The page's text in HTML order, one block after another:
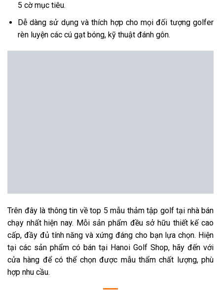
5 cờ mục tiêu.
Dễ dàng sử dụng và thích hợp cho mọi đối tượng golfer
rèn luyện các cú gạt bóng, kỹ thuật đánh gôn.
Trên đây là thông tin về top 5 mẫu thảm tập golf tại nhà bán
chạy nhất hiện nay. Mỗi sản phẩm đều sở hữu thiết kế cao
cấp, đầy đủ tính năng và xứng đáng cho bạn lựa chọn. Hiện
tại các sản phẩm có bán tại Hanoi Golf Shop, hãy đến với
cửa hàng để có thể chọn được mẫu thẩm chất lượng, phù
hợp nhu cầu.